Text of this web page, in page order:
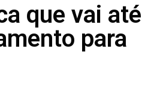
que vai até
para